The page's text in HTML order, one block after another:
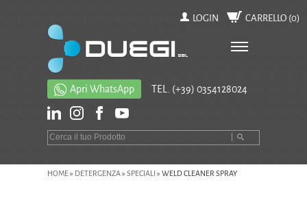
LOGIN CARRELLO (0)
Apri WhatsApp TEL. (+39) 0354128024
HOME» DETERGENZA» SPECIALI » WELD CLEANER SPRAY